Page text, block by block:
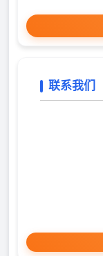
联系我们